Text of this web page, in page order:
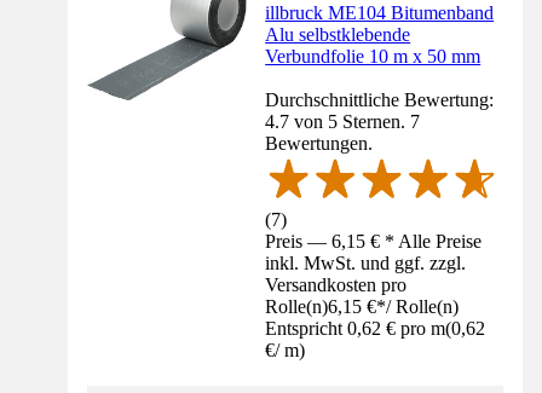
illbruck ME104 Bitumenband
Alu selbstklebende
Verbundfolie 10 m x 50 mm
Durchschnittliche Bewertung:
4.7 von 5 Sternen. 7
Bewertungen.
(7)
Preis — 6,15 € * Alle Preise
inkl. MwSt. und ggf. zzgl.
Versandkosten pro
Rolle(n)6,15 €*/ Rolle(n)
Entspricht 0,62 € pro m(0,62
€/ m)